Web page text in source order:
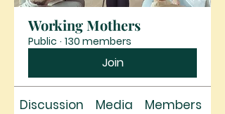
Working Mothers
Public · 130 members
Join
Discussion Media Members